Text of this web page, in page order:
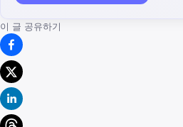
이 글 공유하기